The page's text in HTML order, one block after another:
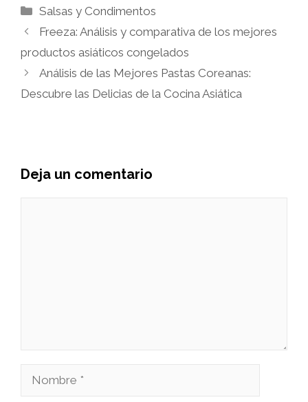
Categorías
Salsas y Condimentos
Freeza: Análisis y comparativa de los mejores
productos asiáticos congelados
Análisis de las Mejores Pastas Coreanas:
Descubre las Delicias de la Cocina Asiática
Deja un comentario
Nombre